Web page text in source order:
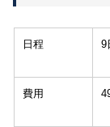
日程 9
費用